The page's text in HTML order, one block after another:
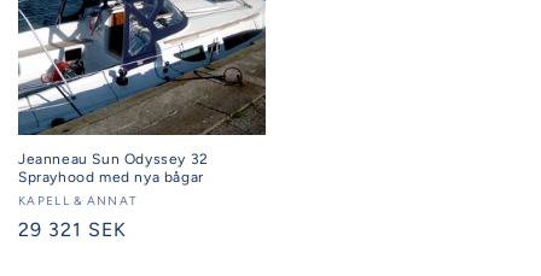
Jeanneau Sun Odyssey 32
Sprayhood med nya bågar
Säljare:
KAPELL & ANNAT
Ordinarie
29 321 SEK